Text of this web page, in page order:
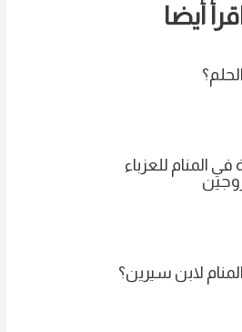
اقرأ أيضا
المنام للعزباء
لابن سيرين؟